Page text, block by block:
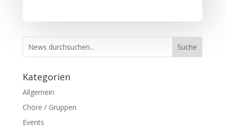
Kategorien
Allgemein
Chöre / Gruppen
Events